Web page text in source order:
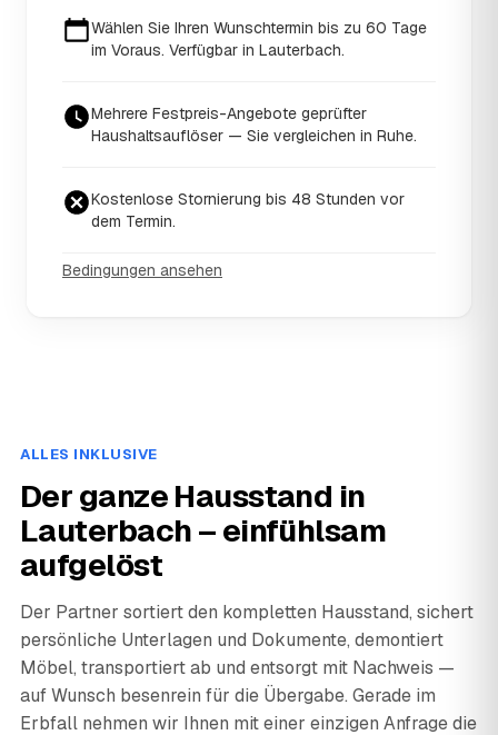
Wählen Sie Ihren Wunschtermin bis zu 60 Tage
im Voraus. Verfügbar in Lauterbach.
Mehrere Festpreis-Angebote geprüfter
Haushaltsauflöser — Sie vergleichen in Ruhe.
Kostenlose Stornierung bis 48 Stunden vor
dem Termin.
Bedingungen ansehen
ALLES INKLUSIVE
Der ganze Hausstand in
Lauterbach – einfühlsam
aufgelöst
Der Partner sortiert den kompletten Hausstand, sichert
persönliche Unterlagen und Dokumente, demontiert
Möbel, transportiert ab und entsorgt mit Nachweis —
auf Wunsch besenrein für die Übergabe. Gerade im
Erbfall nehmen wir Ihnen mit einer einzigen Anfrage die